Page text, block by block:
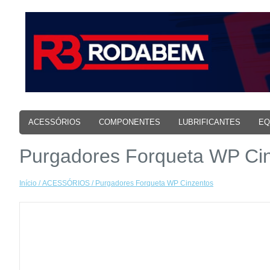
ACESSÓRIOS COMPONENTES LUBRIFICANTES
Purgadores Forqueta WP
Início /ACESSÓRIOS / Purgadores Forqueta WP Cinzentos